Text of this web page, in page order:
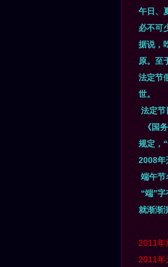
午日、
必不可
据说，
原。至
法定节
世。
法定节
《国
规定，
2008年
端午节
“端”
就渐渐
2011年
2011年